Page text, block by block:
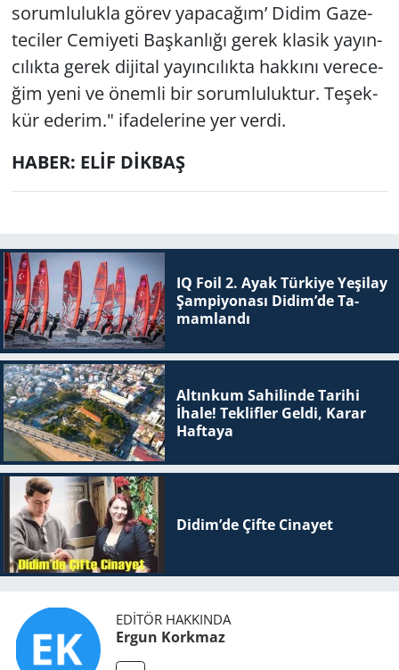
so­rum­lu­luk­la görev ya­pa­ca­ğım’ Didim Ga­ze­
te­ci­ler Ce­mi­ye­ti Baş­kan­lı­ğı gerek kla­sik ya­yın­
cı­lık­ta gerek di­ji­tal ya­yın­cı­lık­ta hak­kı­nı ve­re­ce­
ğim yeni ve önem­li bir so­rum­lu­luk­tur. Te­şek­
kür ede­rim." ifa­de­le­ri­ne yer verdi.
HABER: ELİF DİKBAŞ
IQ Foil 2. Ayak Tür­ki­ye Ye­şi­lay
Şam­pi­yo­na­sı Didim’de Ta­
mam­lan­dı
Altınkum Sahilinde Tarihi
İhale! Teklifler Geldi, Karar
Haftaya
Didim’de Çifte Ci­na­yet
EDITÖR HAKKINDA
Ergun Korkmaz